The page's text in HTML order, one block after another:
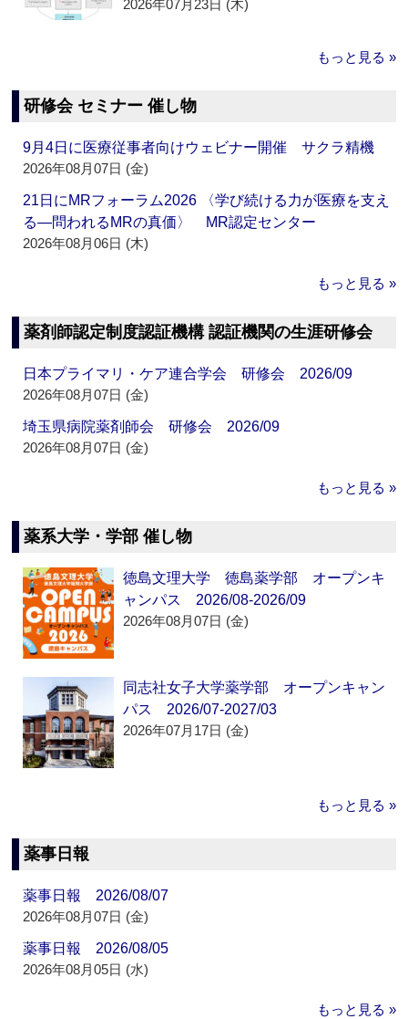
2026年07月23日 (木)
もっと見る »
研修会 セミナー 催し物
9月4日に医療従事者向けウェビナー開催 サクラ精機
2026年08月07日 (金)
21日にMRフォーラム2026 〈学び続ける力が医療を支え
る―問われるMRの真価〉 MR認定センター
2026年08月06日 (木)
もっと見る »
薬剤師認定制度認証機構 認証機関の生涯研修会
日本プライマリ・ケア連合学会 研修会 2026/09
2026年08月07日 (金)
埼玉県病院薬剤師会 研修会 2026/09
2026年08月07日 (金)
もっと見る »
薬系大学・学部 催し物
徳島文理大学 徳島薬学部 オープンキ
ャンパス 2026/08-2026/09
2026年08月07日 (金)
同志社女子大学薬学部 オープンキャン
パス 2026/07-2027/03
2026年07月17日 (金)
もっと見る »
薬事日報
薬事日報 2026/08/07
2026年08月07日 (金)
薬事日報 2026/08/05
2026年08月05日 (水)
もっと見る »